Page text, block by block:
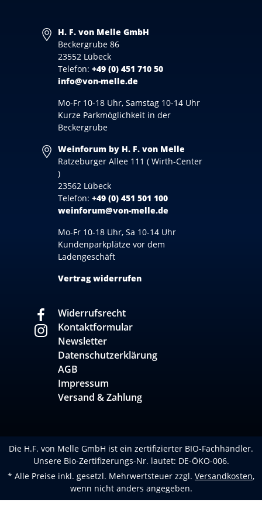
H. F. von Melle GmbH
Beckergrube 86
23552 Lübeck
Telefon: +49 (0) 451 710 50
info@von-melle.de
Mo-Fr 10-18 Uhr, Samstag 10-14 Uhr
Kurze Parkmöglichkeit in der
Beckergrube
Weinforum by H. F. von Melle
Ratzeburger Allee 111 ( Wirth-Center
)
23562 Lübeck
Telefon: +49 (0) 451 501 100
weinforum@von-melle.de
Mo-Fr 10-18 Uhr, Sa 10-14 Uhr
Kundenparkplätze vor dem
Ladengeschäft
Vertrag widerrufen
Widerrufsrecht
Kontaktformular
Newsletter
Datenschutzerklärung
AGB
Impressum
Versand & Zahlung
Die H.F. von Melle GmbH ist ein zertifizierter BIO-Fachhändler.
Unsere Bio-Zertifizerungs-Nr. lautet: DE-ÖKO-006.
* Alle Preise inkl. gesetzl. Mehrwertsteuer zzgl. Versandkosten,
wenn nicht anders angegeben.